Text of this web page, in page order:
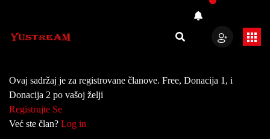
Ovaj sadržaj je za registrovane članove. Free, Donacija 1, i
Donacija 2 po vašoj želji
Registrujte Se
Već ste član? Log in